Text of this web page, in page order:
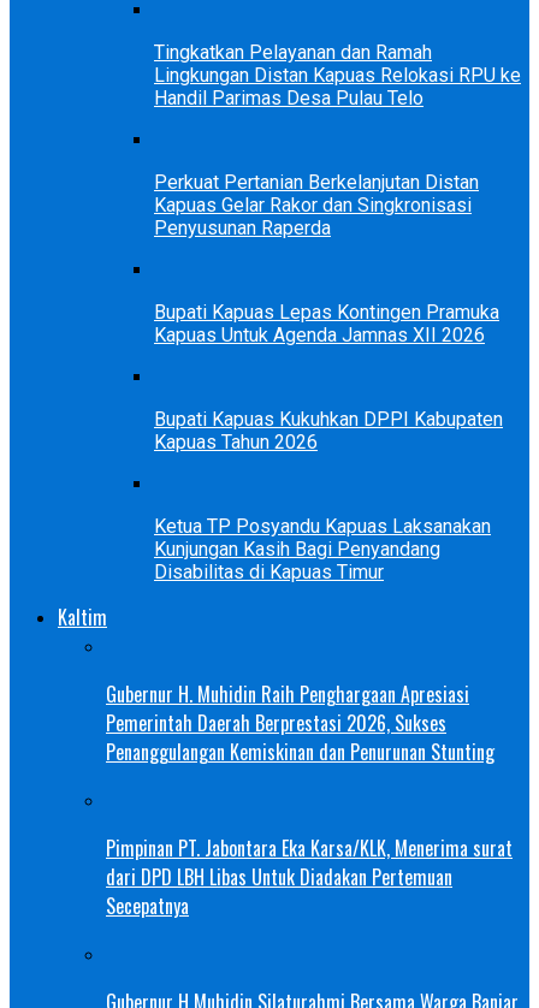
Tingkatkan Pelayanan dan Ramah
Lingkungan Distan Kapuas Relokasi RPU ke
Handil Parimas Desa Pulau Telo
Perkuat Pertanian Berkelanjutan Distan
Kapuas Gelar Rakor dan Singkronisasi
Penyusunan Raperda
Bupati Kapuas Lepas Kontingen Pramuka
Kapuas Untuk Agenda Jamnas XII 2026
Bupati Kapuas Kukuhkan DPPI Kabupaten
Kapuas Tahun 2026
Ketua TP Posyandu Kapuas Laksanakan
Kunjungan Kasih Bagi Penyandang
Disabilitas di Kapuas Timur
Kaltim
Gubernur H. Muhidin Raih Penghargaan Apresiasi
Pemerintah Daerah Berprestasi 2026, Sukses
Penanggulangan Kemiskinan dan Penurunan Stunting
Pimpinan PT. Jabontara Eka Karsa/KLK, Menerima surat
dari DPD LBH Libas Untuk Diadakan Pertemuan
Secepatnya
Gubernur H Muhidin Silaturahmi Bersama Warga Banjar